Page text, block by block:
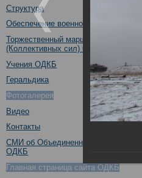
Структура
Обеспечение военной безопасности
Торжественный марш Войск
(Коллективных сил) ОДКБ
Учения ОДКБ
Геральдика
Фотогалерея
Видео
Контакты
СМИ об Объединенном штабе
ОДКБ
Главная страница сайта ОДКБ